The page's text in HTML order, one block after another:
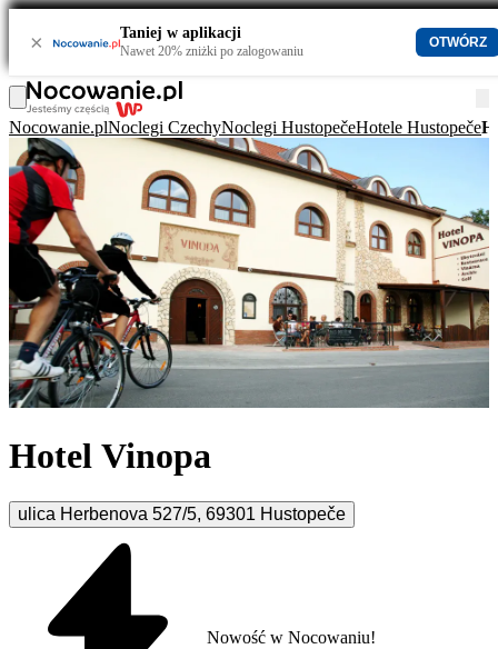
× Taniej w aplikacji
Nawet 20% zniżki po zalogowaniu
OTWÓRZ
Nocowanie.plNoclegi CzechyNoclegi HustopečeHotele Hustopeče
Hotel Vinopa
ulica Herbenova 527/5, 69301 Hustopeče
Nowość w Nocowaniu!